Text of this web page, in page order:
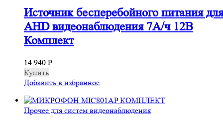
Источник бесперебойного питания для
AHD видеонаблюдения 7А/ч 12В
Комплект
14 940 Р
Купить
Добавить в избранное
Прочее для систем видеонаблюдения